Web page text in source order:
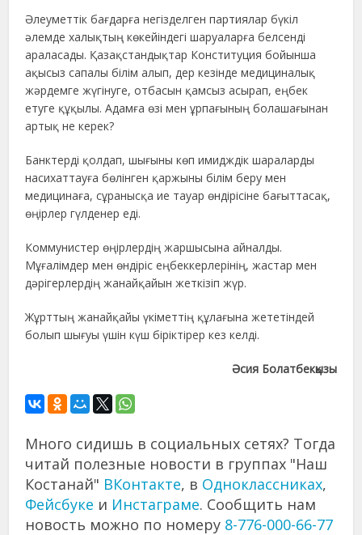
Әлеуметтік бағдарға негізделген партиялар бүкіл
әлемде халықтың көкейіндегі шаруаларға белсенді
араласады. Қазақстандықтар Конституция бойынша
ақысыз сапалы білім алып, дер кезінде медициналық
жәрдемге жүгінуге, отбасын қамсыз асырап, еңбек
етуге құқылы. Адамға өзі мен ұрпағының болашағынан
артық не керек?
Банктерді қолдап, шығыны көп имидждік шараларды
насихаттауға бөлінген қаржыны білім беру мен
медицинаға, сұранысқа ие тауар өндірісіне бағыттасақ,
өңірлер гүлденер еді.
Коммунистер өңірлердің жаршысына айналды.
Мұғалімдер мен өндіріс еңбеккерлерінің, жастар мен
дәрігерлердің жанайқайын жеткізіп жүр.
Жұрттың жанайқайы үкіметтің құлағына жететіндей
болып шығуы үшін күш біріктірер кез келді.
Әсия Болатбекқызы
Много сидишь в социальных сетях? Тогда
читай полезные новости в группах "Наш
Костанай" ВКонтакте, в Одноклассниках,
Фейсбуке и Инстаграме. Сообщить нам
новость можно по номеру 8-776-000-66-77